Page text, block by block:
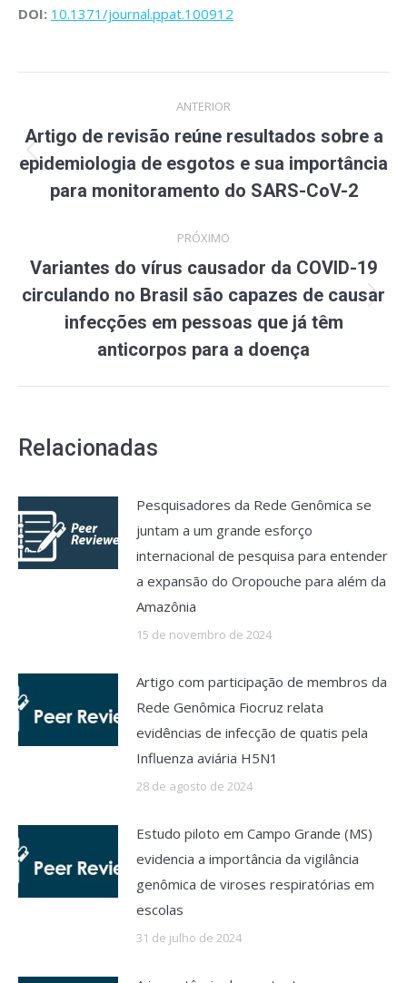
DOI: 10.1371/journal.ppat.100912
de
post:
ANTERIOR
Post
anterior:
Artigo de revisão reúne resultados sobre a
epidemiologia de esgotos e sua importância
para monitoramento do SARS-CoV-2
PRÓXIMO
Próximo
post:
Variantes do vírus causador da COVID-19
circulando no Brasil são capazes de causar
infecções em pessoas que já têm
anticorpos para a doença
Relacionadas
Pesquisadores da Rede Genômica se
juntam a um grande esforço
internacional de pesquisa para entender
a expansão do Oropouche para além da
Amazônia
15 de novembro de 2024
Artigo com participação de membros da
Rede Genômica Fiocruz relata
evidências de infecção de quatis pela
Influenza aviária H5N1
28 de agosto de 2024
Estudo piloto em Campo Grande (MS)
evidencia a importância da vigilância
genômica de viroses respiratórias em
escolas
31 de julho de 2024